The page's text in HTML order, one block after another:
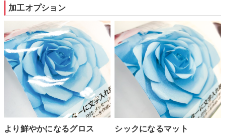
加工オプション
より鮮やかになるグロス シックになるマット